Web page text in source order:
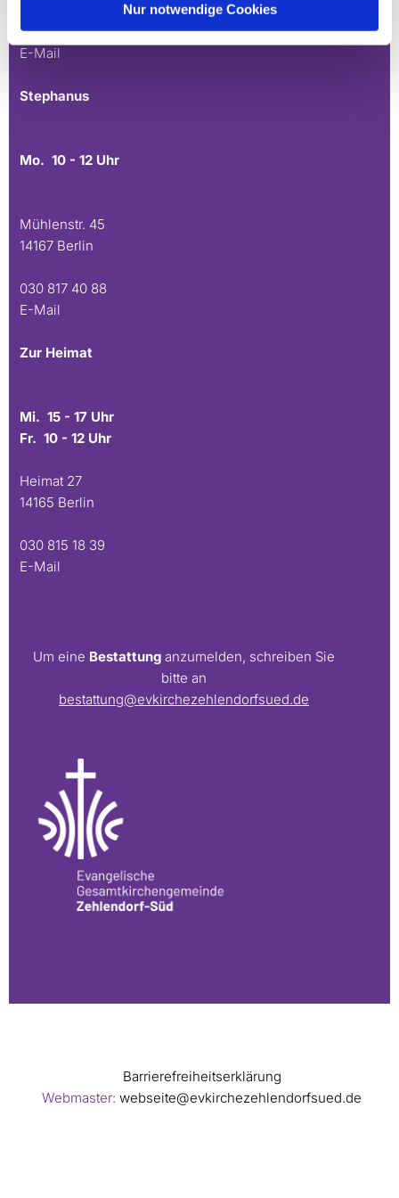
Nur notwendige Cookies
030 815 45 54
E-Mail
Stephanus
Mo. 10 - 12 Uhr
Mühlenstr. 45
14167 Berlin
030 817 40 88
E-Mail
Zur Heimat
Mi. 15 - 17 Uhr
Fr. 10 - 12 Uhr
Heimat 27
14165 Berlin
030 815 18 39
E-Mail
Um eine Bestattung anzumelden, schreiben Sie
bitte an
bestattung@evkirchezehlendorfsued.de
Barrierefreiheitserklärung
Webmaster: webseite@evkirchezehlendorfsued.de